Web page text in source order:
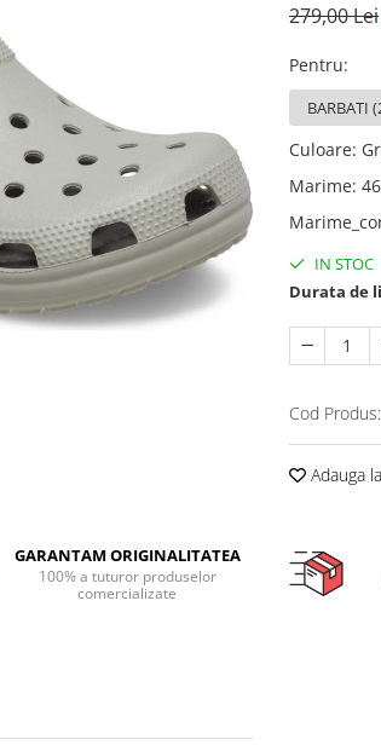
279,00 Lei
Pentru:
Culoare:
Marime:
IN STOC
Durata de
Cod Produs:
Adauga
GARANTAM ORIGINALITATEA
100% a tuturor produselor
comercializate